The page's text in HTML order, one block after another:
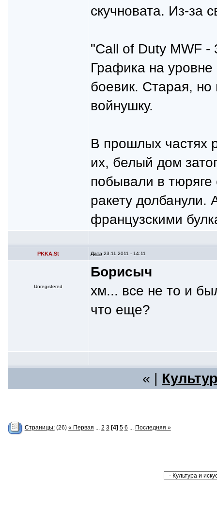
скучновата. Из-за
"Call of Duty MWF -
Графика на
боевик. Старая, но
войнушку.
В прошлых частях
их, белый дом
побывали в
ракету долбанули.
французскими
PKKA.St Дата 23.11.2011 - 14:11
Unregistered
Борисыч
хм... все не то и
что еще?
« |
Страницы:(26) « Первая ... 2 3 [4] 5 6 ... Последняя »